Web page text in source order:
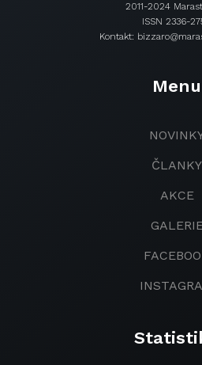
2011-2024
ISSN 2336-
Kontakt:
Menu
ČLANKY
AKCE